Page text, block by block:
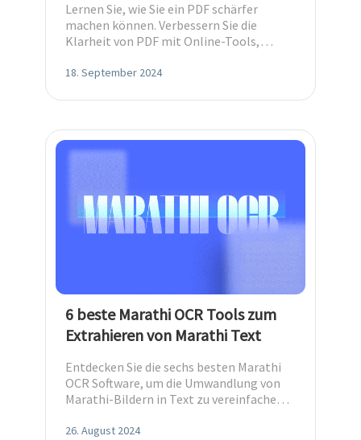
Lernen Sie, wie Sie ein PDF schärfer
machen können. Verbessern Sie die
Klarheit von PDF mit Online-Tools,
18. September 2024
6 beste Marathi OCR Tools zum
Extrahieren von Marathi Text
Entdecken Sie die sechs besten Marathi
OCR Software, um die Umwandlung von
Marathi-Bildern in Text zu vereinfachen.
mühelos!
26. August 2024